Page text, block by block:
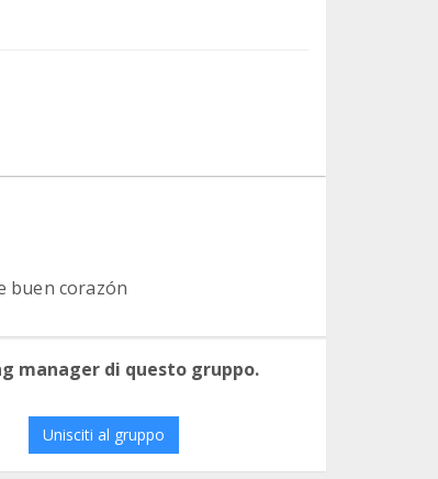
buen corazón
manager di questo gruppo.
Unisciti al gruppo